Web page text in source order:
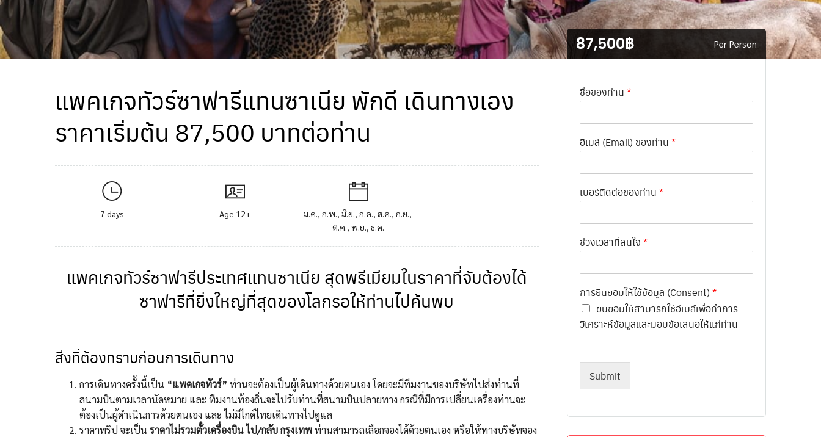
87,500฿ Per Person
ชื่อของท่าน*
อีเมล์ (Email) ของท่าน*
เบอร์ติดต่อของท่าน*
ช่วงเวลาที่สนใจ*
การยินยอมให้ใช้ข้อมูล (Consent)*
ยินยอมให้สามารถใช้อีเมล์เพื่อทำการ
วิเคราะห์ข้อมูลและมอบข้อเสนอให้แก่ท่าน
Submit
แพคเกจทัวร์ซาฟารีแทนซาเนีย พักดี เดินทางเอง
ราคาเริ่มต้น 87,500 บาทต่อท่าน
7 days Age 12+
ม.ค., ก.พ., มิ.ย., ก.ค., ส.ค., ก.ย.,
ต.ค., พ.ย., ธ.ค.
แพคเกจทัวร์ซาฟารีประเทศแทนซาเนีย สุดพรีเมียมในราคาที่จับต้องได้
ซาฟารีที่ยิ่งใหญ่ที่สุดของโลกรอให้ท่านไปค้นพบ
สิ่งที่ต้องทราบก่อนการเดินทาง
การเดินทางครั้งนี้เป็น “แพคเกจทัวร์” ท่านจะต้องเป็นผู้เดินทางด้วยตนเอง โดยจะมีทีมงานของบริษัทไปส่งท่านที่
สนามบินตามเวลานัดหมาย และ ทีมงานท้องถิ่นจะไปรับท่านที่สนามบินปลายทาง กรณีที่มีการเปลี่ยนเครื่องท่านจะ
ต้องเป็นผู้ดำเนินการด้วยตนเอง และ ไม่มีไกด์ไทยเดินทางไปดูแล
ราคาทริป จะเป็น ราคาไม่รวมตั๋วเครื่องบิน ไป/กลับ กรุงเทพท่านสามารถเลือกจองได้ด้วยตนเอง หรือให้ทางบริษัทจอง